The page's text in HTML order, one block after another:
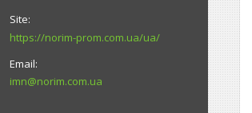
https://norim-prom.com.ua/ua/
imn@norim.com.ua